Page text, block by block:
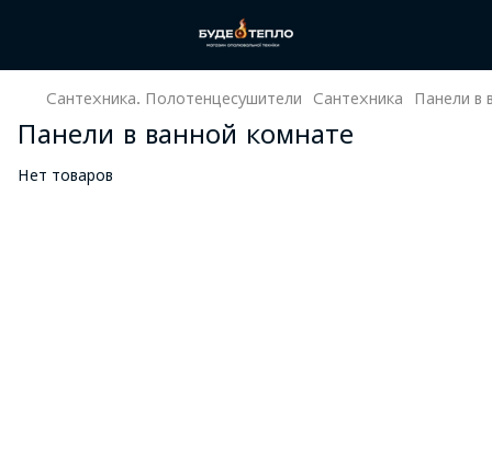
Сантехника. Полотенцесушители Сантехника Панели в
Панели в ванной комнате
Нет товаров